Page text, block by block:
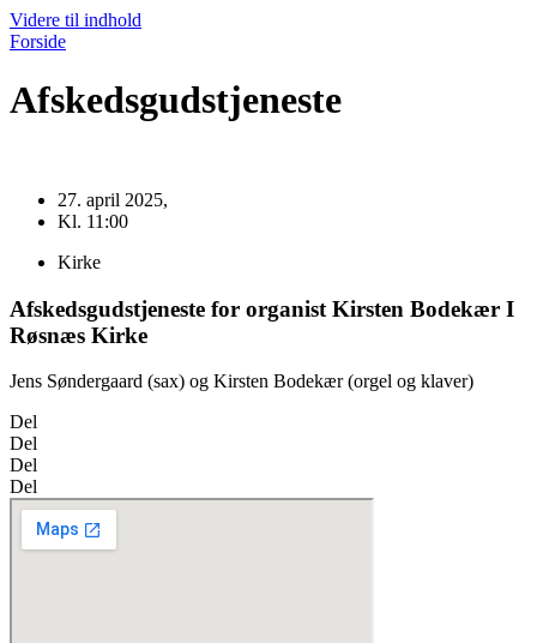
Videre til indhold
Forside
Afskedsgudstjeneste
27. april 2025,
Kl. 11:00
Kirke
Afskedsgudstjeneste for organist Kirsten Bodekær I
Røsnæs Kirke
Jens Søndergaard (sax) og Kirsten Bodekær (orgel og klaver)
Del
Del
Del
Del